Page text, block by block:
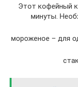
Этот кофейный
минуты.
мороженое – для